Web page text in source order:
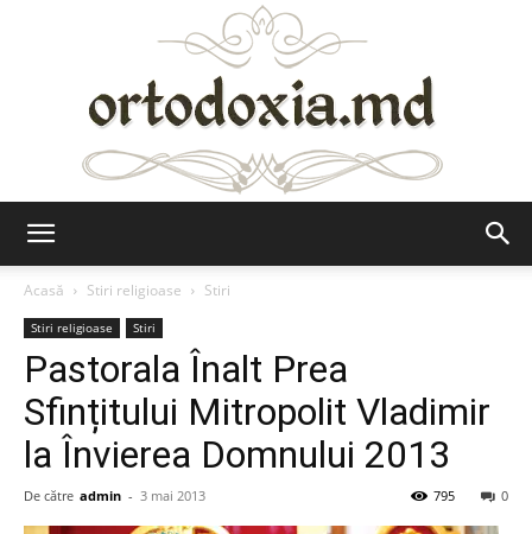
Acasă
Stiri religioase Stiri
Stiri religioase Stiri
Pastorala Înalt Prea
Sfințitului Mitropolit Vladimir
la Învierea Domnului 2013
De către admin - 3 mai 2013 0
795